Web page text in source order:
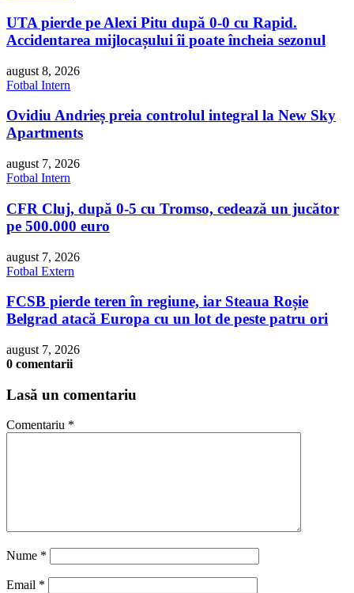
UTA pierde pe Alexi Pitu după 0-0 cu Rapid.
Accidentarea mijlocașului îi poate încheia sezonul
august 8, 2026
Fotbal Intern
Ovidiu Andrieș preia controlul integral la New Sky
Apartments
august 7, 2026
Fotbal Intern
CFR Cluj, după 0-5 cu Tromso, cedează un jucător
pe 500.000 euro
august 7, 2026
Fotbal Extern
FCSB pierde teren în regiune, iar Steaua Roșie
Belgrad atacă Europa cu un lot de peste patru ori
august 7, 2026
0 comentarii
Lasă un comentariu
Comentariu *
Nume *
Email *